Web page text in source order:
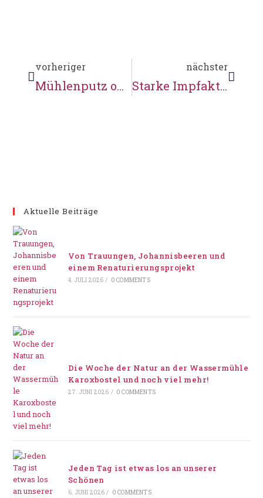
vorheriger
Mühlenputz ohne Adventsmarkt
nächster
Starke Impfaktion mit den Johannitern
Aktuelle Beiträge
Von Trauungen, Johannisbeeren und
einem Renaturierungsprojekt
4. JULI 2026 / 0 COMMENTS
Die Woche der Natur an der Wassermühle
Karoxbostel und noch viel mehr!
27. JUNI 2026 / 0 COMMENTS
Jeden Tag ist etwas los an unserer
Schönen
6. JUNI 2026 / 0 COMMENTS